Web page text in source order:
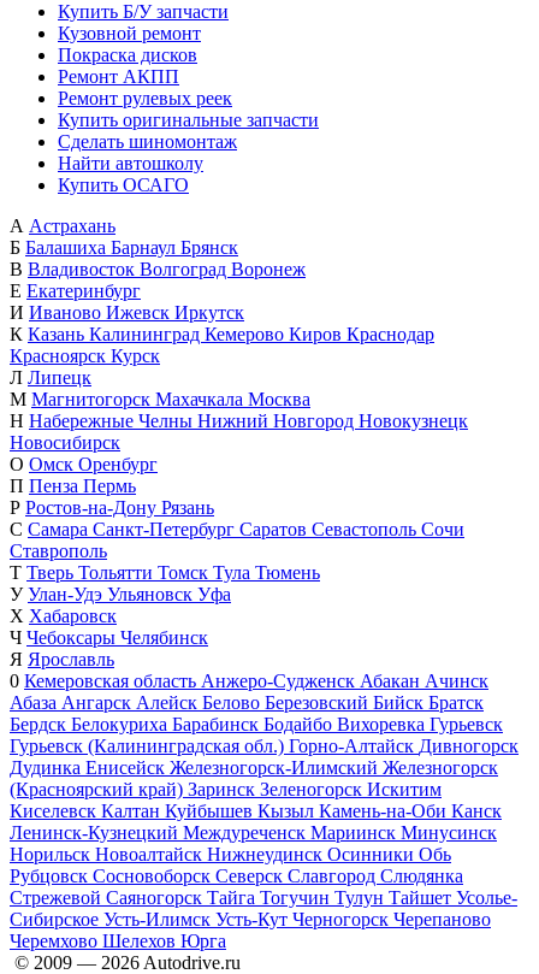
Купить Б/У запчасти
Кузовной ремонт
Покраска дисков
Ремонт АКПП
Ремонт рулевых реек
Купить оригинальные запчасти
Сделать шиномонтаж
Найти автошколу
Купить ОСАГО
А Астрахань
Б Балашиха Барнаул Брянск
В Владивосток Волгоград Воронеж
Е Екатеринбург
И Иваново Ижевск Иркутск
К Казань Калининград Кемерово Киров Краснодар
Красноярск Курск
Л Липецк
М Магнитогорск Махачкала Москва
Н Набережные Челны Нижний Новгород Новокузнецк
Новосибирск
О Омск Оренбург
П Пенза Пермь
Р Ростов-на-Дону Рязань
С Самара Санкт-Петербург Саратов Севастополь Сочи
Ставрополь
Т Тверь Тольятти Томск Тула Тюмень
У Улан-Удэ Ульяновск Уфа
Х Хабаровск
Ч Чебоксары Челябинск
Я Ярославль
0 Кемеровская область Анжеро-Судженск Абакан Ачинск
Абаза Ангарск Алейск Белово Березовский Бийск Братск
Бердск Белокуриха Барабинск Бодайбо Вихоревка Гурьевск
Гурьевск (Калининградская обл.) Горно-Алтайск Дивногорск
Дудинка Енисейск Железногорск-Илимский Железногорск
(Красноярский край) Заринск Зеленогорск Искитим
Киселевск Калтан Куйбышев Кызыл Камень-на-Оби Канск
Ленинск-Кузнецкий Междуреченск Мариинск Минусинск
Норильск Новоалтайск Нижнеудинск Осинники Обь
Рубцовск Сосновоборск Северск Славгород Слюдянка
Стрежевой Саяногорск Тайга Тогучин Тулун Тайшет Усолье-
Сибирское Усть-Илимск Усть-Кут Черногорск Черепаново
Черемхово Шелехов Юрга
© 2009 — 2026 Autodrive.ru